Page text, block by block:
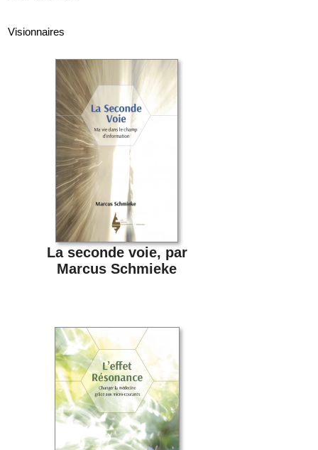
Livre 3
: Travail Intérieur, grand format
16,3x23,2cm - 252 pages -
Parution le 4 nov. 21
Visionnaires
La seconde voie, par
Marcus Schmieke